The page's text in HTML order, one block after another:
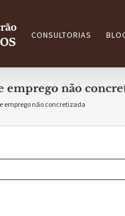
CONSULTORIAS
emprego não
emprego não concretizada